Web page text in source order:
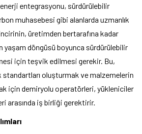
entegrasyonu, sürdürülebilir
muhasebesi gibi alanlarda uzmanlık
üretimden bertarafına kadar
yaşam döngüsü boyunca sürdürülebilir
için teşvik edilmesi gerekir. Bu,
oluşturmak ve malzemelerin
için demiryolu operatörleri, yükleniciler
arasında iş birliği gerektirir.